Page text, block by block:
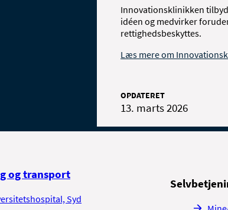
Innovationsklinikken
idéen og medvirker
rettighedsbeskyttes.
Læs mere om
OPDATERET
13. marts 2026
og transport
Syd